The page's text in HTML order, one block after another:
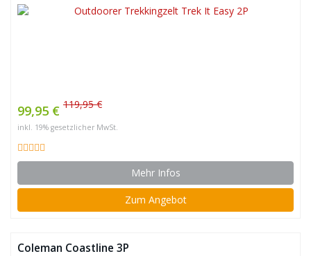
99,95 € 119,95 €
inkl. 19% gesetzlicher MwSt.
Mehr Infos
Zum Angebot
Coleman Coastline 3P